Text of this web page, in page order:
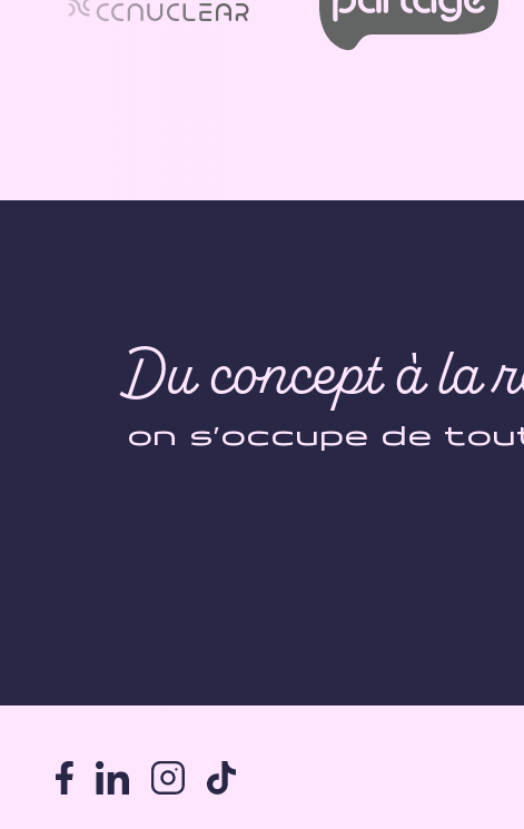
Du concept à la
on s’occupe de